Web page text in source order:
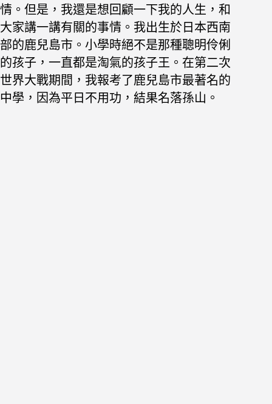
情。但是，我還是想回顧一下我的人生，和
大家講一講有關的事情。我出生於日本西南
部的鹿兒島市。小學時絕不是那種聰明伶俐
的孩子，一直都是淘氣的孩子王。在第二次
世界大戰期間，我報考了鹿兒島市最著名的
中學，因為平日不用功，結果名落孫山。